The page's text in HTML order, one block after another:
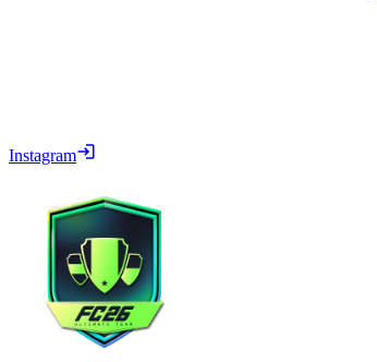
Instagram